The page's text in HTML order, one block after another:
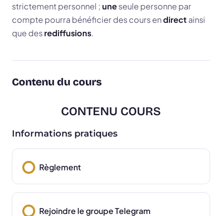
strictement personnel ;uneseule personne par
compte pourra bénéficier des cours endirect ainsi
que desrediffusions.
Contenu du cours
CONTENU COURS
Informations pratiques
Règlement
Rejoindre le groupe Telegram